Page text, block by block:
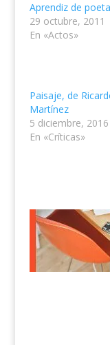
Aprendiz de poeta
29 octubre, 2011
En «Actos»
Paisaje, de
Martínez
5 diciembre, 2016
En «Críticas»